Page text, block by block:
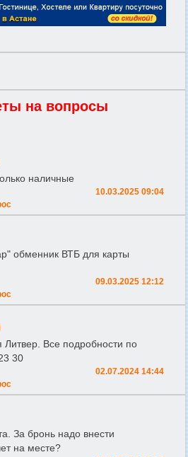
на вопросы
наличные
10.03.2025 09:04
обменник ВТБ для карты
09.03.2025 12:12
Литвер. Все подробности по
30
02.07.2024 14:44
За бронь надо внести
на месте?